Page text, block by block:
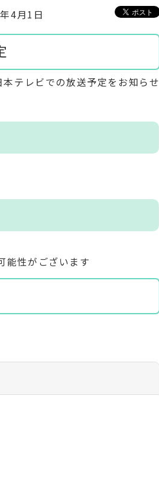
4月1日
テレビでの放送予定をお知らせ
能性がございます